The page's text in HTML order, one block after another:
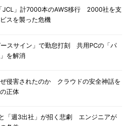
JCL」計7000本のAWS移行 2000社を支
スを襲った危機
スサイン」で勤怠打刻 共用PCの「パ
を解消
侵害されたのか クラウドの安全神話を
正体
「週3出社」が招く悲劇 エンジニアが